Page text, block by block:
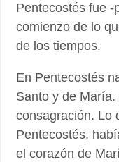
Pentecostés fue -
comienzo de lo
de los tiempos.
En Pentecostés
Santo y de
consagración. Lo
Pentecostés,
el corazón de